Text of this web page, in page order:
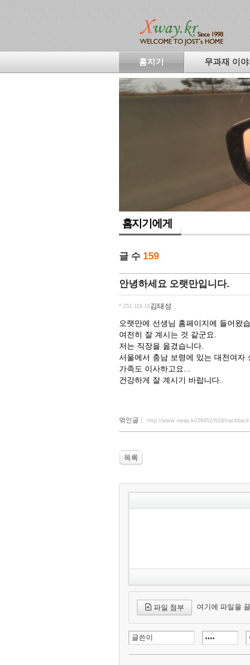
홈지기 무과재 이야
홈지기에게
글 수 159
안녕하세요 오랫만입니다.
김태성
*.251.119.16
오랫만에 선생님 홈페이지에 들어왔
여전히 잘 계시는 것 같군요.
저는 직장을 옮겼습니다.
서울에서 충남 보령에 있는 대천여자
가족도 이사하고요...
건강하게 잘 계시기 바랍니다.
엮인글 : http://www.xway.kr/26452/62d/trackback
목록
파일 첨부 여기에 파일을